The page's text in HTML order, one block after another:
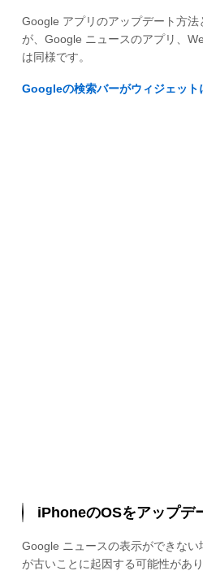
Google アプリのアップデート方
が、Google ニュースのアプリ、
は同様です。
Googleの検索バーがウィジェット
iPhoneのOSをアップデ
Google ニュースの表示ができな
が古いことに起因する可能性があ